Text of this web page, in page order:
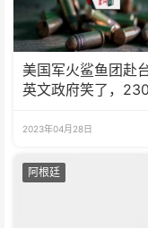
美国军火鲨鱼团赴
英文政府笑了，
2023年04月28日
阿根廷